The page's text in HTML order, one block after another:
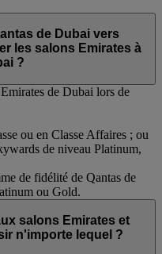
de Dubai vers
les salons Emirates à
?
de Dubai lors de
ou en Classe Affaires ; ou
de niveau Platinum,
de fidélité de Qantas de
ou Gold.
salons Emirates et
n'importe lequel ?